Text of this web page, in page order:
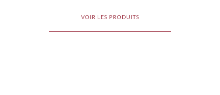
VOIR LES PRODUITS